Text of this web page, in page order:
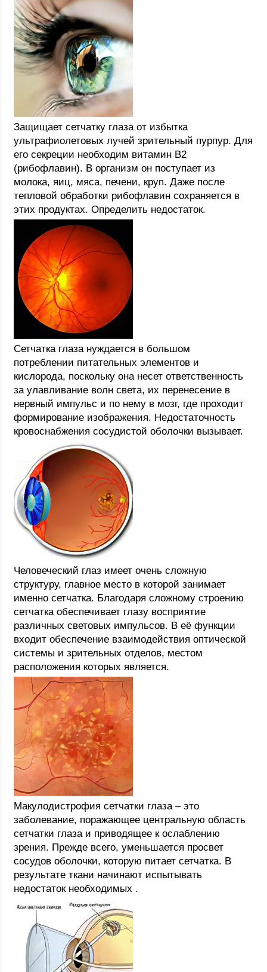
Защищает сетчатку глаза от избытка
ультрафиолетовых лучей зрительный пурпур. Для
его секреции необходим витамин В2
(рибофлавин). В организм он поступает из
молока, яиц, мяса, печени, круп. Даже после
тепловой обработки рибофлавин сохраняется в
этих продуктах. Определить недостаток.
Сетчатка глаза нуждается в большом
потреблении питательных элементов и
кислорода, поскольку она несет ответственность
за улавливание волн света, их перенесение в
нервный импульс и по нему в мозг, где проходит
формирование изображения. Недостаточность
кровоснабжения сосудистой оболочки вызывает.
Человеческий глаз имеет очень сложную
структуру, главное место в которой занимает
именно сетчатка. Благодаря сложному строению
сетчатка обеспечивает глазу восприятие
различных световых импульсов. В её функции
входит обеспечение взаимодействия оптической
системы и зрительных отделов, местом
расположения которых является.
Макулодистрофия сетчатки глаза – это
заболевание, поражающее центральную область
сетчатки глаза и приводящее к ослаблению
зрения. Прежде всего, уменьшается просвет
сосудов оболочки, которую питает сетчатка. В
результате ткани начинают испытывать
недостаток необходимых .